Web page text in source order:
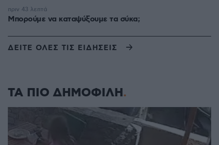
Μπορούμε να καταψύξουμε τα σύκα;
πριν 43 λεπτά
ΔΕΙΤΕ ΟΛΕΣ ΤΙΣ ΕΙΔΗΣΕΙΣ
ΤΑ ΠΙΟ ΔΗΜΟΦΙΛΗ